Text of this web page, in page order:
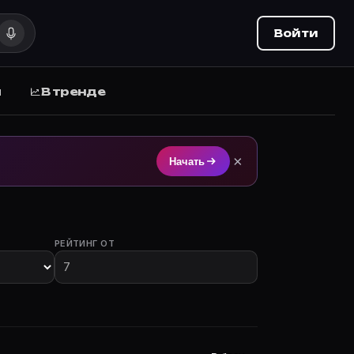
на Movie Planner (movie-planner.ru).
участием.
Войти
В тренде
Начать ×
РЕЙТИНГ ОТ